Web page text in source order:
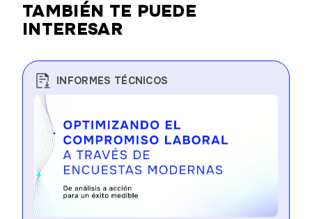
TAMBIÉN TE PUEDE
INTERESAR
INFORMES TÉCNICOS